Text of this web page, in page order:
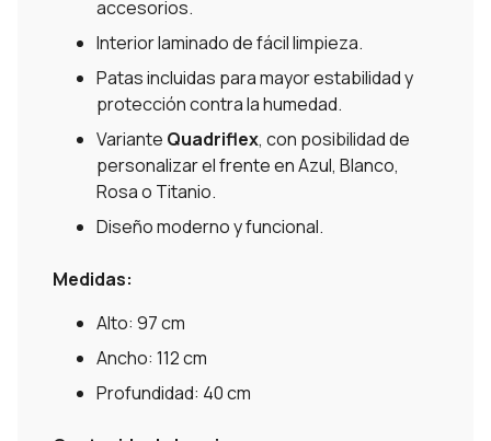
accesorios.
Interior laminado de fácil limpieza.
Patas incluidas para mayor estabilidad y
protección contra la humedad.
Variante Quadriflex, con posibilidad de
personalizar el frente en Azul, Blanco,
Rosa o Titanio.
Diseño moderno y funcional.
Medidas:
Alto: 97 cm
Ancho: 112 cm
Profundidad: 40 cm